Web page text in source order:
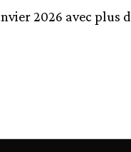
2026 avec plus